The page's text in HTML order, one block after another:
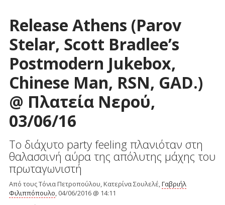
Release Athens (Parov
Stelar, Scott Bradlee’s
Postmodern Jukebox,
Chinese Man, RSN, GAD.)
@ Πλατεία Νερού,
03/06/16
Το διάχυτο party feeling πλανιόταν στη
θαλασσινή αύρα της απόλυτης μάχης του
πρωταγωνιστή
Από τους Τόνια Πετροπούλου, Κατερίνα Σουλελέ,Γαβριήλ
Φιλιππόπουλο, 04/06/2016 @ 14:11